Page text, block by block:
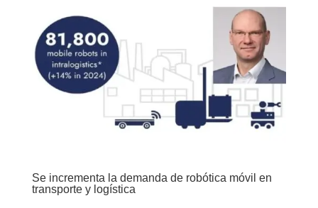
Se incrementa la demanda de robótica móvil en
transporte y logística